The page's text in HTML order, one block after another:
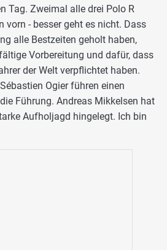
Tag. Zweimal alle drei Polo R
vorn - besser geht es nicht. Dass
alle Bestzeiten geholt haben,
Vorbereitung und dafür, dass
der Welt verpflichtet haben.
Ogier führen einen
Führung. Andreas Mikkelsen hat
Aufholjagd hingelegt. Ich bin